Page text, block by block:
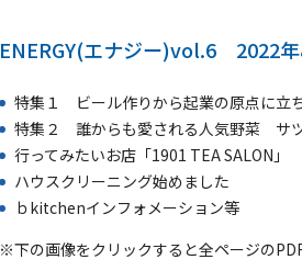
ENERGY(エナジー)vol.6 2022年
特集１ ビール作りから起業の原点に
特集２ 誰からも愛される人気野菜 サ
行ってみたいお店「1901 TEA SALON」
ハウスクリーニング始めました
ｂkitchenインフォメーション等
※下の画像をクリックすると全ページの